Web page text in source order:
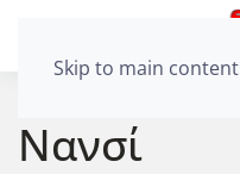
Skip to main content
Νανσί